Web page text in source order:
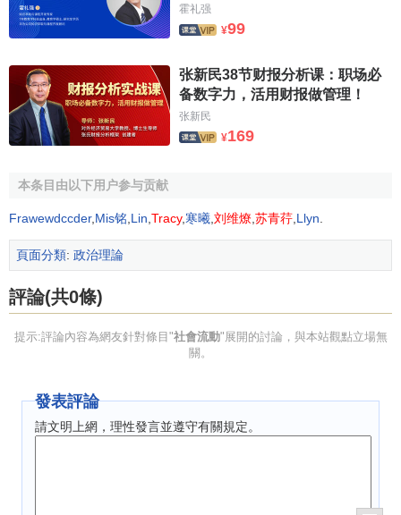
動，也可以是朝向較低的社會地位等級流動，稱為向下流
動。對於社會成員和群體來說，向上流動通常是普遍需要，
一個社會的政策也應形成有效的激勵機制，鼓勵社會成員通
過正當途徑獲得更高的社會地位。
一般來說，影響社會成員獲得更高社會地位的因素主要
致條件。傳統社會中，人們普遍看重先賦條件，隨著社會的
要性越來越突出，尤其是受教育程度會直接影響社會成員的
價值取向和職業地位的選擇；其次，社會因素，包括就業制
度、就業機會和社會資源的分配狀況等。就業制度直接規定
社會成員取得特定社會職業地位的條件、方式以及程式，它
確定了社會成員流動的基本模式。在一定的社會流動模式
中，社會成員是否能取得自己滿意的社會地位還取決於社會
所提供的就業機會和成員的個人素質，社會和成員之間形成
員的流動。社會成員變更社會地位的目的，就是為了獲得更
多的社會資源。
類型：一是由社會原因造成的社會成員社會地位的下降，像
霍礼强
¥99
张新民38节财报分析课：职场必
备数字力，活用财报做管理！
张新民
¥169
本条目由以下用户参与贡献
Frawewdccder, Mis铭 Lin Tracy, 寒曦 刘维燎 苏青荇 Llyn
頁面分類: 政治理論
評論(共0條)
提示:評論內容為網友針對條目"社會流動"展開的討論，與本站觀點立場無
關。
發表評論
請文明上網，理性發言並遵守有關規定。